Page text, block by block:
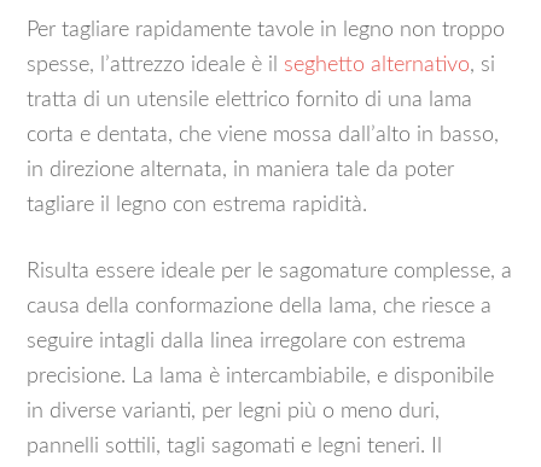
Per tagliare rapidamente tavole in legno non troppo
spesse, l’attrezzo ideale è il seghetto alternativo, si
tratta di un utensile elettrico fornito di una lama
corta e dentata, che viene mossa dall’alto in basso,
in direzione alternata, in maniera tale da poter
tagliare il legno con estrema rapidità.
Risulta essere ideale per le sagomature complesse, a
causa della conformazione della lama, che riesce a
seguire intagli dalla linea irregolare con estrema
precisione. La lama è intercambiabile, e disponibile
in diverse varianti, per legni più o meno duri,
pannelli sottili, tagli sagomati e legni teneri. Il